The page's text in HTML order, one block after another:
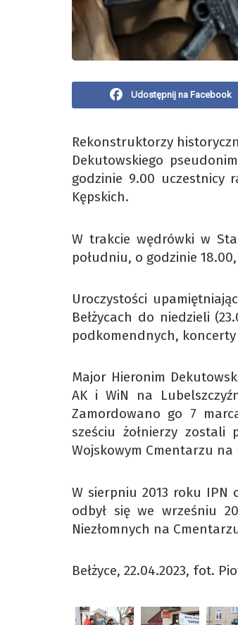
Udostępnij na Facebook
Rekonstruktorzy
Dekutowskiego
godzinie 9.00 uczestnicy
Kępskich.
W trakcie wędrówki w
południu, o godzinie
Uroczystości
Bełżycach do niedzieli
podkomendnych,
Major Hieronim
AK i WiN na
Zamordowano go 7
sześciu żołnierzy zostali
Wojskowym Cmentarzu na
W sierpniu 2013 roku IPN
odbył się we wrześniu
Niezłomnych na
Bełżyce, 22.04.2023, fot.